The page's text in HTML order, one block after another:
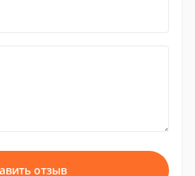
отзыв